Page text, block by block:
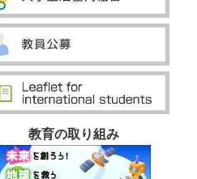
教育の取り組み